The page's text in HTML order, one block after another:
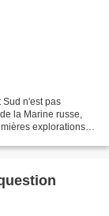
Sud n'est pas
la Marine russe,
explorations